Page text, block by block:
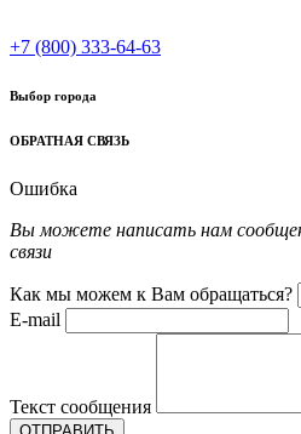
+7 (800) 333-64-63
Выбор города
ОБРАТНАЯ СВЯЗЬ
Ошибка
Вы можете написать нам
связи
Как мы можем к Вам обращаться?
E-mail
Текст сообщения